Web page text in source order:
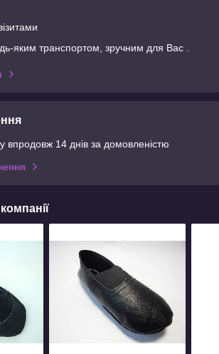
яким транспортом, зручним для Вас .
впродовж 14 днів за домовленістю